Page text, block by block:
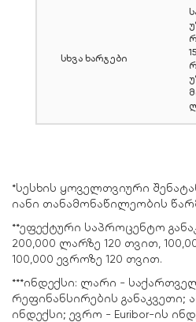
სხვა ხარჯები
*სესხის ყოველთვიური
იანი თანამონაწილეობის
**ეფექტური საპროცენტო
200,000 ლარზე 120 თვით,
100,000 ევროზე 120 თვით.
***ინდექსი: ლარი -
რეფინანსირების განაკვეთი;
ინდექსი; ევრო - Euribor-ის